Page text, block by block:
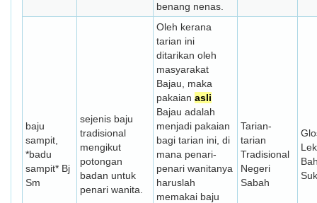
benang nenas.
baju
sampit,
*badu
sampit* Bj
Sm
sejenis baju
tradisional
mengikut
potongan
badan untuk
penari wanita.
Oleh kerana
tarian ini
ditarikan oleh
masyarakat
Bajau, maka
pakaian asli
Bajau adalah
menjadi pakaian
bagi tarian ini, di
mana penari-
penari wanitanya
haruslah
memakai baju
Tarian-
tarian
Tradisional
Negeri
Sabah